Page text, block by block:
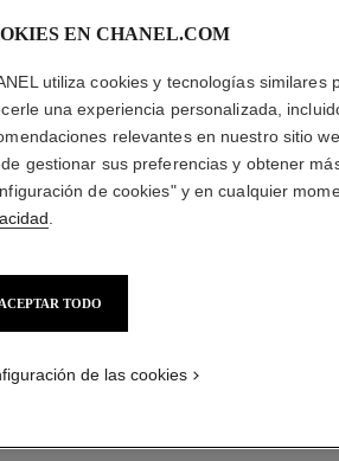
estándar
EN CHANEL.COM
utiliza cookies y tecnologías similares
una experiencia personalizada,
relevantes en nuestro sitio
gestionar sus preferencias y obtener
de cookies" y en cualquier
ACEPTAR TODO
de las cookies